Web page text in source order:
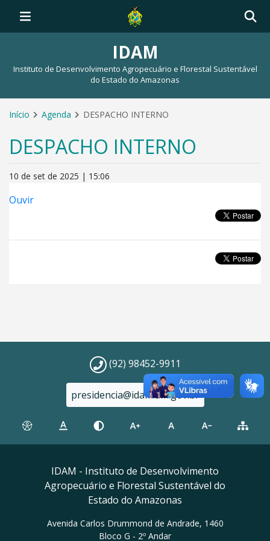
IDAM
Instituto de Desenvolvimento Agropecuário e Florestal Sustentável
do Estado do Amazonas
Início Agenda DESPACHO INTERNO
DESPACHO INTERNO
10 de set de 2025 | 15:06
Ouvir
(92) 98452-9911
presidencia@idam.am.gov.br
IDAM - Instituto de Desenvolvimento
Agropecuário e Florestal Sustentável do
Estado do Amazonas
Avenida Carlos Drummond de Andrade, 1460
Bloco G - 2º Andar